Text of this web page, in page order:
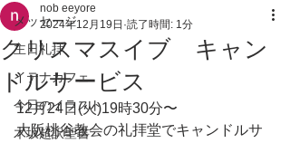
メッセージ
主日礼拝
イテナカフェ
今日のイラスト
木坂超訳聖書
クリスマスイブ キャン
ドルサービス
nob eeyore
2024年12月19日 読了時間: 1分
12月24日(火)19時30分〜
大阪桃谷教会の礼拝堂でキャンドルサ